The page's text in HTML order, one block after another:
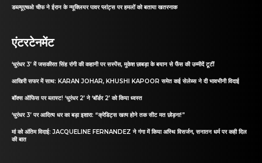
डब्ल्यूएचओ चीफ ने ईरान के न्यूक्लियर पावर प्लांट्स पर हमलों को बताया खतरनाक
एंटरटेनमेंट
‘धुरंधर 3’ में जसकीरत सिंह रांगी की कहानी पर सस्पेंस, मुकेश छाबड़ा के बयान से फैंस की उम्मीदें टूटीं
आखिरी सफर में साथ: KARAN JOHAR, KHUSHI KAPOOR समेत कई सेलेब्स ने दी भावभीनी विदाई
बॉक्स ऑफिस पर ब्लास्ट! ‘धुरंधर 2’ ने ‘बॉर्डर 2’ को किया ध्वस्त
‘धुरंधर 3’ पर आदित्य धर का बड़ा इशारा: “क्रेडिट्स खत्म होने तक सीट मत छोड़ना!”
मां को अंतिम विदाई: JACQUELINE FERNANDEZ ने गंगा में किया अस्थि विसर्जन, सनातन धर्म पर कही दिल
की बात